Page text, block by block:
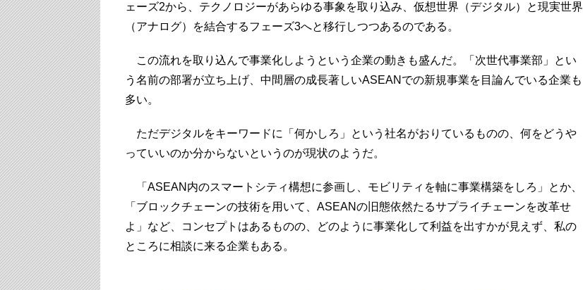
ェーズ2から、テクノロジーがあらゆる事象を取り込み、仮想世界（デジタル）と現実世界
（アナログ）を結合するフェーズ3へと移行しつつあるのである。
この流れを取り込んで事業化しようという企業の動きも盛んだ。「次世代事業部」とい
う名前の部署が立ち上げ、中間層の成長著しいASEANでの新規事業を目論んでいる企業も
多い。
ただデジタルをキーワードに「何かしろ」という社名がおりているものの、何をどうや
っていいのか分からないというのが現状のようだ。
「ASEAN内のスマートシティ構想に参画し、モビリティを軸に事業構築をしろ」とか、
「ブロックチェーンの技術を用いて、ASEANの旧態依然たるサプライチェーンを改革せ
よ」など、コンセプトはあるものの、どのように事業化して利益を出すかが見えず、私の
ところに相談に来る企業もある。